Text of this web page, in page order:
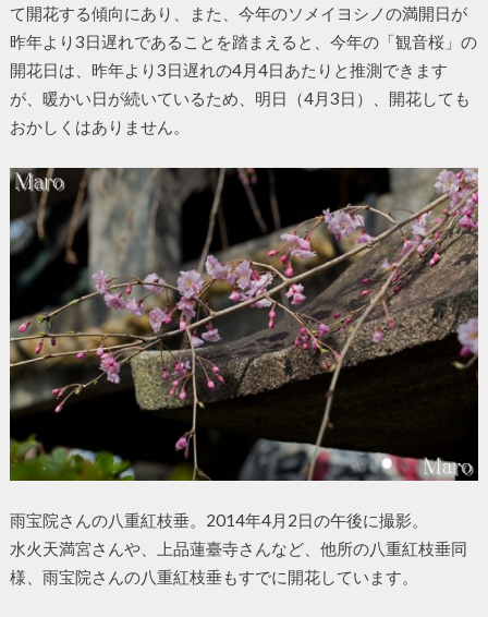
て開花する傾向にあり、また、今年のソメイヨシノの満開日が
昨年より3日遅れであることを踏まえると、今年の「観音桜」の
開花日は、昨年より3日遅れの4月4日あたりと推測できます
が、暖かい日が続いているため、明日（4月3日）、開花しても
おかしくはありません。
雨宝院さんの八重紅枝垂。2014年4月2日の午後に撮影。
水火天満宮さんや、上品蓮臺寺さんなど、他所の八重紅枝垂同
様、雨宝院さんの八重紅枝垂もすでに開花しています。